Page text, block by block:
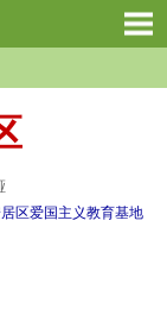
区爱国主义教育基地